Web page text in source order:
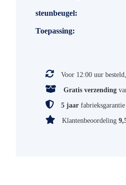
steunbeugel
Toepassing
Voor 12:00 uur besteld,
Gratis verzending
5 jaar
Klantenbeoordeling